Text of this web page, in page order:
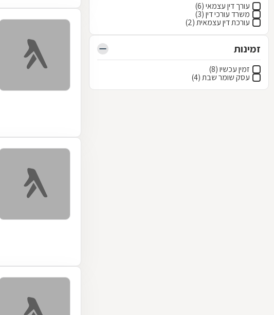
עורך דין עצמאי (6)
משרד עורכי דין (3)
עורכת דין עצמאית (2)
זמינות
זמין עכשיו (8)
עסק שומר שבת (4)